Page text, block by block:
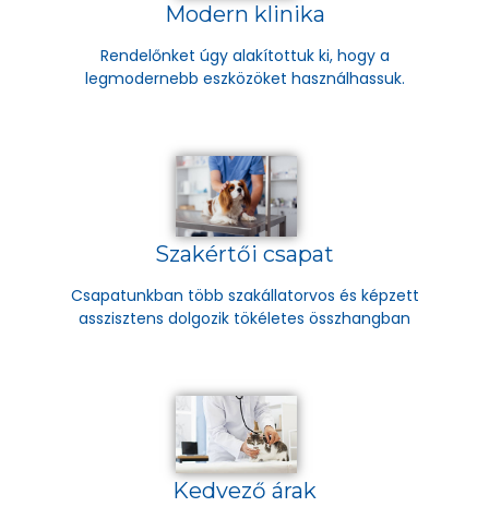
Modern klinika
Rendelőnket úgy alakítottuk ki, hogy a
legmodernebb eszközöket használhassuk.
Szakértői csapat
Csapatunkban több szakállatorvos és képzett
asszisztens dolgozik tökéletes összhangban
Kedvező árak